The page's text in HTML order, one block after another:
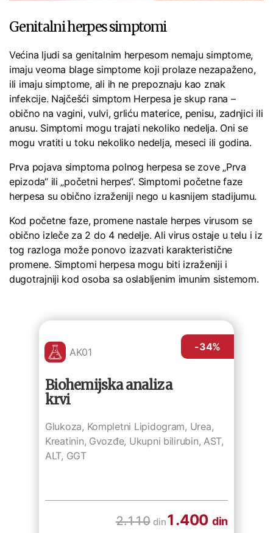
Genitalni herpes simptomi
Većina ljudi sa genitalnim herpesom nemaju simptome,
imaju veoma blage simptome koji prolaze nezapaženo,
ili imaju simptome, ali ih ne prepoznaju kao znak
infekcije. Najčešći simptom Herpesa je skup rana –
obično na vagini, vulvi, grliću materice, penisu, zadnjici ili
anusu. Simptomi mogu trajati nekoliko nedelja. Oni se
mogu vratiti u toku nekoliko nedelja, meseci ili godina.
Prva pojava simptoma polnog herpesa se zove „Prva
epizoda“ ili „početni herpes“. Simptomi početne faze
herpesa su obično izraženiji nego u kasnijem stadijumu.
Kod početne faze, promene nastale herpes virusom se
obično izleče za 2 do 4 nedelje. Ali virus ostaje u telu i iz
tog razloga može ponovo izazvati karakteristične
promene. Simptomi herpesa mogu biti izraženiji i
dugotrajniji kod osoba sa oslabljenim imunim sistemom.
AK01
Biohemijska analiza
krvi
Glukoza, Kompletni Lipidogram, Urea,
Kreatinin, Gvozđe, Ukupni bilirubin, AST,
ALT, GGT
-34%
2.110 din1.400 din